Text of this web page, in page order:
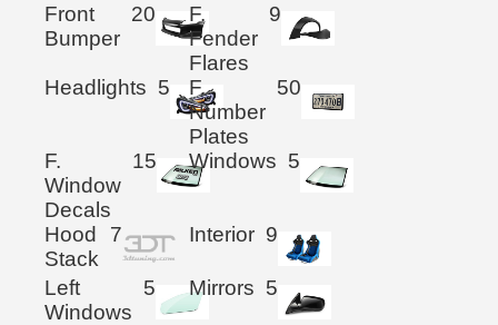
Front
Bumper
20
F.
Fender
Flares
9
Headlights 5
F.
Number
Plates
50
F.
Window
Decals
15 Windows 5
Hood
Stack
7 Interior 9
Left
Windows
5 Mirrors 5